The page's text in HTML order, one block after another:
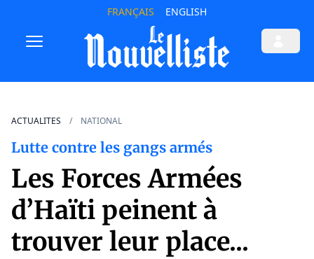
FRANÇAIS ENGLISH
ACTUALITES NATIONAL
Lutte contre les gangs armés
Les Forces Armées
d’Haïti peinent à
trouver leur place...